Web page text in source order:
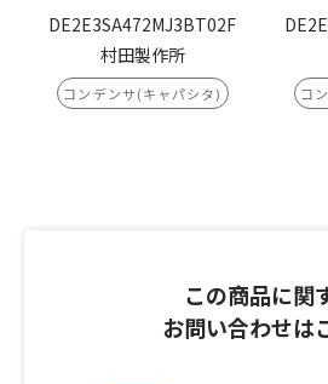
DE2E3SA472MJ3BT02F
村田製作所
コンデンサ(キャパシタ) コ
この商品に関
お問い合わせは